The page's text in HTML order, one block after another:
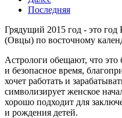
Последняя
Грядущий 2015 год - это год
(Овцы) по восточному
Астрологи обещают, что это
и безопасное время,
хочет работать и
символизирует женское
хорошо подходит для
и рождения детей.